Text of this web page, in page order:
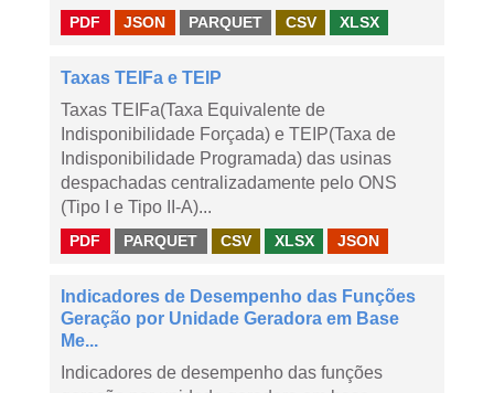
PDF JSON PARQUET CSV XLSX
Taxas TEIFa e TEIP
Taxas TEIFa(Taxa Equivalente de
Indisponibilidade Forçada) e TEIP(Taxa de
Indisponibilidade Programada) das usinas
despachadas centralizadamente pelo ONS
(Tipo I e Tipo II-A)...
PDF PARQUET CSV XLSX JSON
Indicadores de Desempenho das Funções
Geração por Unidade Geradora em Base
Me...
Indicadores de desempenho das funções